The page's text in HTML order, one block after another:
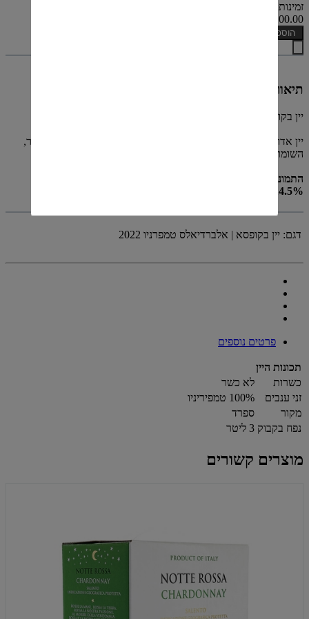
זמינות: קיים במלאי
₪100.00
הוספה לסל
תיאור
יין בקופסא, לא כשר
יין אדום יבש, קליל ופירותי עם חמיצות נעימה | מגיע בקופסא 3 ליטר,
השומרת על על היין כחודש מיום הפתיחה.
התמונה להמחשה בלבד
14.5% אלכוהול
דגם: יין בקופסא | אלברדיאלס טמפרניו 2022
פרטים נוספים
תכונות היין
כשרות
לא כשר
זני ענבים
100% טמפיריניו
מקור
ספרד
נפח בקבוק 3 ליטר
מוצרים קשורים